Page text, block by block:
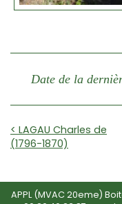
Date de la
< LAGAU Charles de
(1796-1870)
APPL (MVAC 20eme)